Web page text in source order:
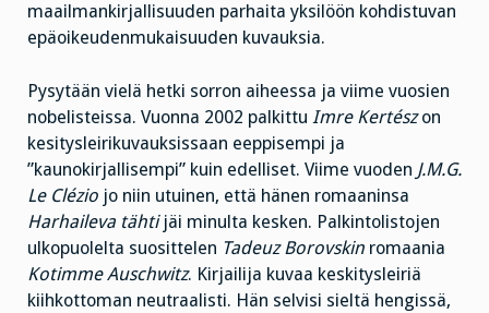
maailmankirjallisuuden parhaita yksilöön kohdistuvan
epäoikeudenmukaisuuden kuvauksia.
Pysytään vielä hetki sorron aiheessa ja viime vuosien
nobelisteissa. Vuonna 2002 palkittu Imre Kertészon
kesitysleirikuvauksissaan eeppisempi ja
”kaunokirjallisempi” kuin edelliset. Viime vuoden J.M.G.
Le Clézio jo niin utuinen, että hänen romaaninsa
Harhaileva tähtijäi minulta kesken. Palkintolistojen
ulkopuolelta suosittelen Tadeuz Borovskin romaania
Kotimme Auschwitz. Kirjailija kuvaa keskitysleiriä
kiihkottoman neutraalisti. Hän selvisi sieltä hengissä,